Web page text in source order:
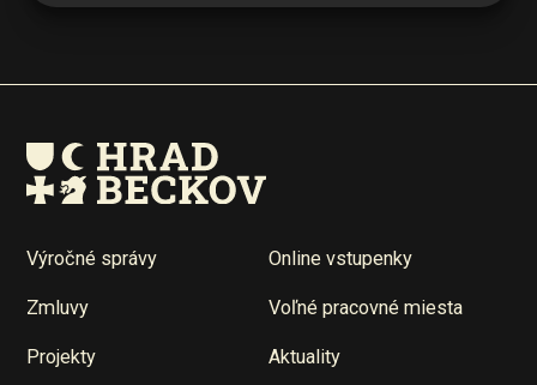
Výročné správy Online vstupenky
Zmluvy Voľné pracovné miesta
Projekty Aktuality